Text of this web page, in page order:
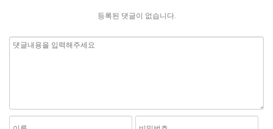
등록된 댓글이 없습니다.